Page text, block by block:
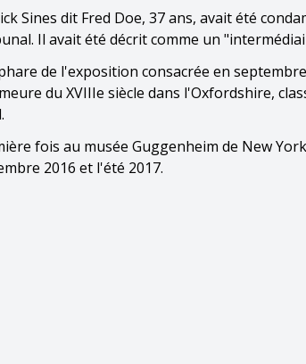
Sines dit Fred Doe, 37 ans, avait été
Il avait été décrit comme un
de l'exposition consacrée en
du XVIIIe siècle dans l'Oxfordshire,
fois au musée Guggenheim de New
2016 et l'été 2017.